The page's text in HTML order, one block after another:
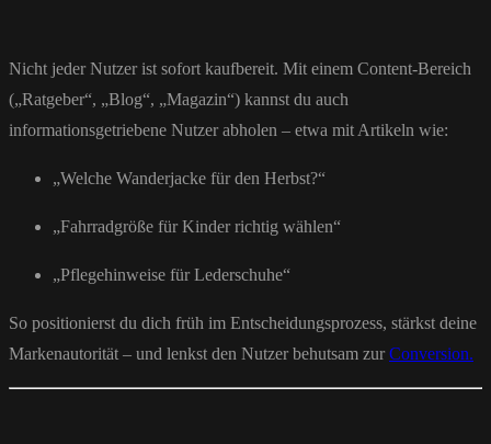
Nicht jeder Nutzer ist sofort kaufbereit. Mit einem Content-Bereich
(„Ratgeber“, „Blog“, „Magazin“) kannst du auch
informationsgetriebene Nutzer abholen – etwa mit Artikeln wie:
„Welche Wanderjacke für den Herbst?“
„Fahrradgröße für Kinder richtig wählen“
„Pflegehinweise für Lederschuhe“
So positionierst du dich früh im Entscheidungsprozess, stärkst deine
Markenautorität – und lenkst den Nutzer behutsam zur Conversion.